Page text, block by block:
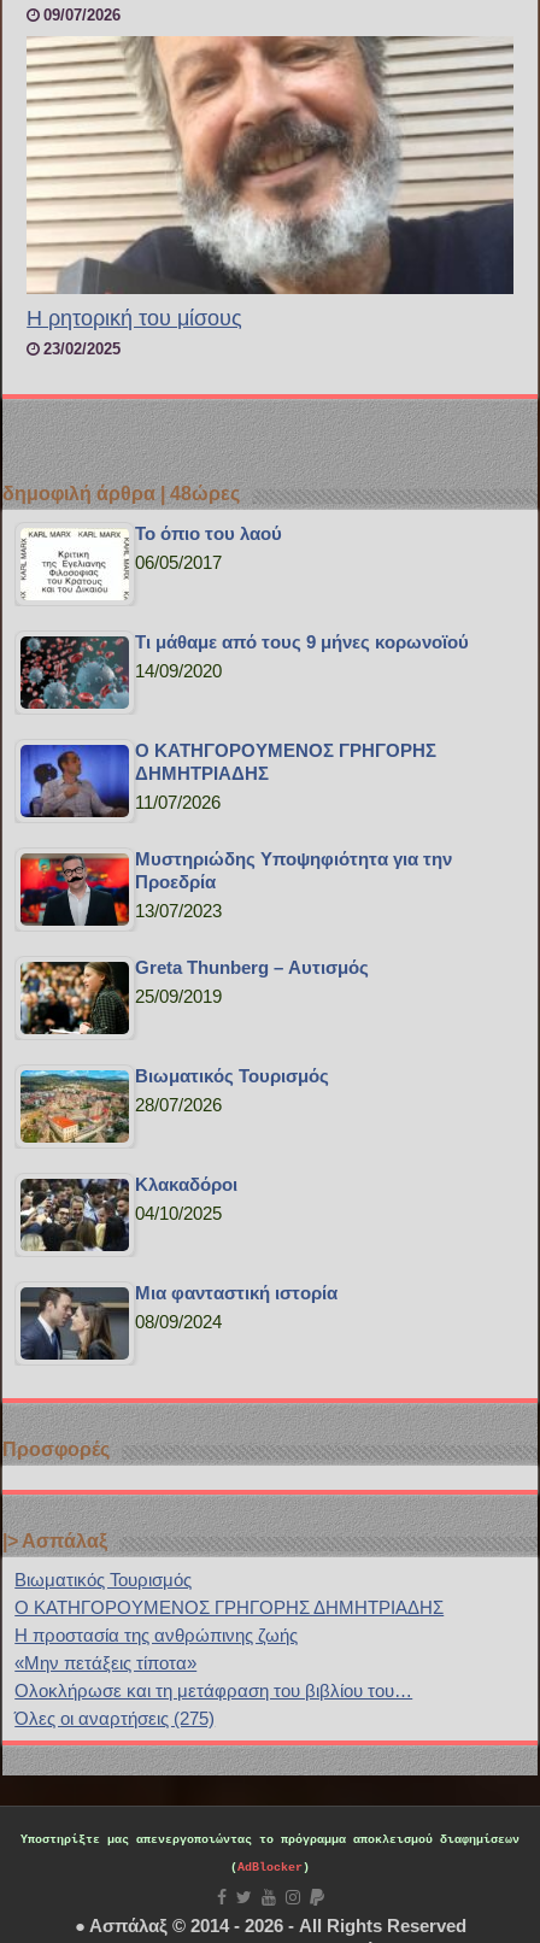
09/07/2026
Η ρητορική του μίσους
23/02/2025
δημοφιλή άρθρα | 48ώρες
Το όπιο του λαού
06/05/2017
Τι μάθαμε από τους 9 μήνες κορωνοϊού
14/09/2020
Ο ΚΑΤΗΓΟΡΟΥΜΕΝΟΣ ΓΡΗΓΟΡΗΣ
ΔΗΜΗΤΡΙΑΔΗΣ
11/07/2026
Μυστηριώδης Υποψηφιότητα για την
Προεδρία
13/07/2023
Greta Thunberg – Αυτισμός
25/09/2019
Bιωματικός Τουρισμός
28/07/2026
Κλακαδόροι
04/10/2025
Μια φανταστική ιστορία
08/09/2024
Προσφορές
|> Ασπάλαξ
Bιωματικός Τουρισμός
Ο ΚΑΤΗΓΟΡΟΥΜΕΝΟΣ ΓΡΗΓΟΡΗΣ ΔΗΜΗΤΡΙΑΔΗΣ
H προστασία της ανθρώπινης ζωής
«Μην πετάξεις τίποτα»
Ολοκλήρωσε και τη μετάφραση του βιβλίου του…
Όλες οι αναρτήσεις (275)
Υποστηρίξτε μας απενεργοποιώντας το πρόγραμμα αποκλεισμού διαφημίσεων
(AdBlocker)
● Ασπάλαξ © 2014 - 2026 - All Rights Reserved